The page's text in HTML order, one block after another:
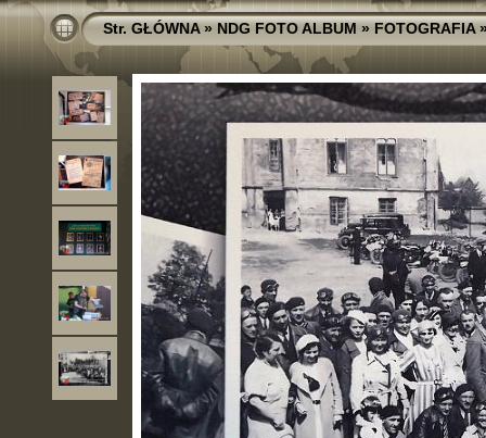
Str. GŁÓWNA»NDG FOTO ALBUM»FOTOGRAFIA